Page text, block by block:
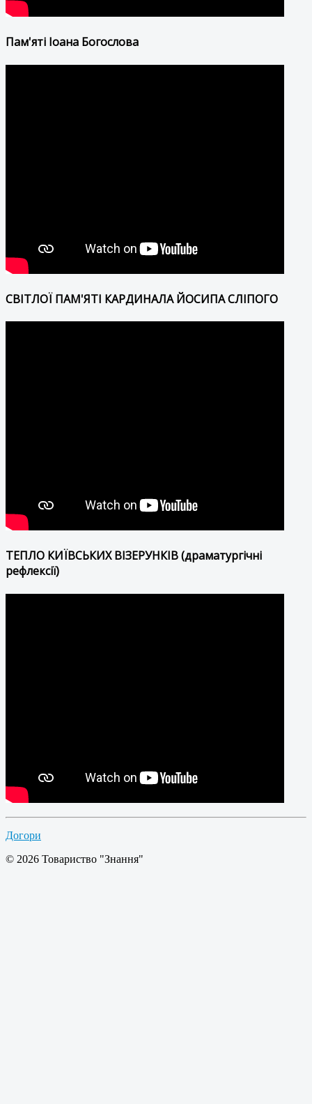
Пам'яті Іоана Богослова
СВІТЛОЇ ПАМ'ЯТІ КАРДИНАЛА ЙОСИПА СЛІПОГО
ТЕПЛО КИЇВСЬКИХ ВІЗЕРУНКІВ (драматургічні
рефлексії)
Догори
© 2026 Товариство "Знання"